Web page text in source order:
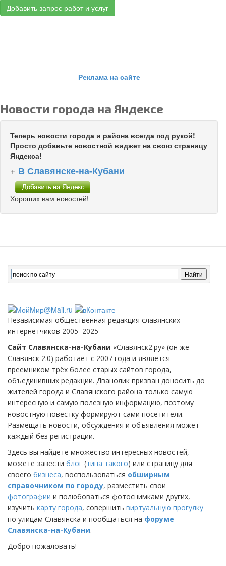
Добавить запрос работ и услуг
Реклама на сайте
Новости города на Яндексе
Теперь новости города и района всегда под рукой!
Просто добавьте новостной виджет на свою страницу
Яндекса!
+ В Славянске-на-Кубани
Хороших вам новостей!
Независимая общественная редакция славянских
интернетчиков 2005–2025
Сайт Славянска-на-Кубани «Славянск2.ру» (он же
Славянск 2.0) работает с 2007 года и является
преемником трёх более старых сайтов города,
объединивших редакции. Дванолик призван доносить до
жителей города и Славянского района только самую
интересную и самую полезную информацию, поэтому
новостную повестку формируют сами посетители.
Размещать новости, обсуждения и объявления может
каждый без регистрации.
Здесь вы найдете множество интересных новостей,
можете завести блог (типа такого) или страницу для
своего бизнеса, воспользоваться обширным
справочником по городу, разместить свои
фотографии и полюбоваться фотоснимками других,
изучить карту города, совершить виртуальную прогулку
по улицам Славянска и пообщаться на форуме
Славянска-на-Кубани.
Добро пожаловать!